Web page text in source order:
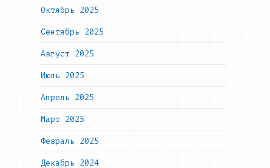
Октябрь 2025
Сентябрь 2025
Август 2025
Июль 2025
Апрель 2025
Март 2025
Февраль 2025
Декабрь 2024